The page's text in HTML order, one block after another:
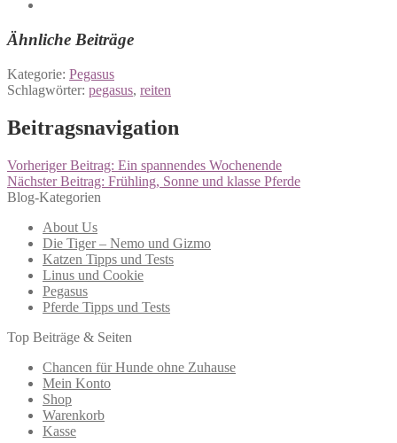
Ähnliche Beiträge
Kategorie: Pegasus
Schlagwörter: pegasus, reiten
Beitragsnavigation
Vorheriger Beitrag: Ein spannendes Wochenende
Nächster Beitrag: Frühling, Sonne und klasse Pferde
Blog-Kategorien
About Us
Die Tiger – Nemo und Gizmo
Katzen Tipps und Tests
Linus und Cookie
Pegasus
Pferde Tipps und Tests
Top Beiträge & Seiten
Chancen für Hunde ohne Zuhause
Mein Konto
Shop
Warenkorb
Kasse